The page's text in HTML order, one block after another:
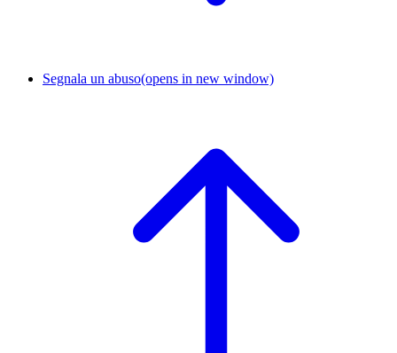
Segnala un abuso(opens in new window)